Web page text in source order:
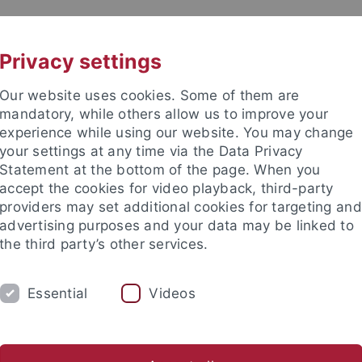
Ethik in den
Anfahrt Jahresrückblicke
Internationales Zentrum für Ethik in den
Privacy settings
Our website uses cookies. Some of them are
mandatory, while others allow us to improve your
experience while using our website. You may change
your settings at any time via the Data Privacy
Statement at the bottom of the page. When you
accept the cookies for video playback, third-party
providers may set additional cookies for targeting and
advertising purposes and your data may be linked to
the third party’s other services.
Essential Videos